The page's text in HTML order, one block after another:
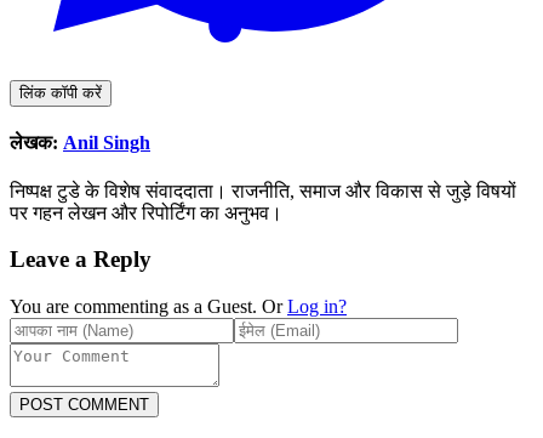
लिंक कॉपी करें
लेखक: Anil Singh
निष्पक्ष टुडे के विशेष संवाददाता। राजनीति, समाज और विकास से जुड़े विषयों
पर गहन लेखन और रिपोर्टिंग का अनुभव।
Leave a Reply
You are commenting as a Guest. Or Log in?
POST COMMENT